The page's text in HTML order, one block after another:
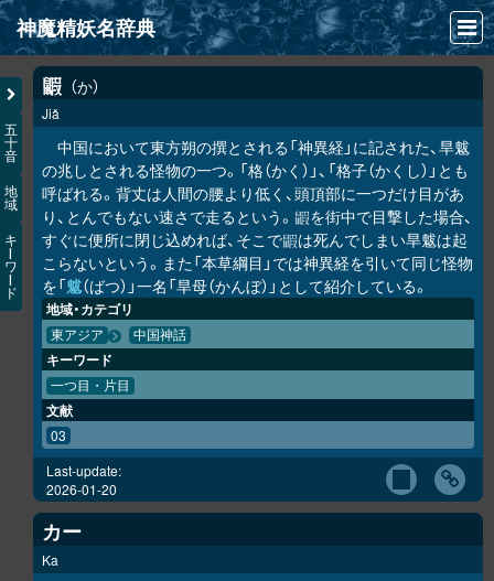
神魔精妖名辞典
NEWS
INFO
文献
検索
凖項目
画像資料便覧
LINK
五
十
音
地
域
キ
ワ
ド
𪕰 か
Jiǎ
中国において東方朔の撰とされる「神異経」に記された、旱魃
の兆しとされる怪物の一つ。「格（かく）」、「格子（かくし）」とも
呼ばれる。背丈は人間の腰より低く、頭頂部に一つだけ目があ
り、とんでもない速さで走るという。 𪕰を街中で目撃した場合、
すぐに便所に閉じ込めれば、そこで𪕰は死んでしまい旱魃は起
こらないという。また「本草綱目」では神異経を引いて同じ怪物
を「魃（ばつ）」一名「旱母（かんぼ）」として紹介している。
地域・カテゴリ
東アジア 中国神話
キーワード
一つ目・片目
文献
03
Last-update:
2026-01-20
カー
Ka